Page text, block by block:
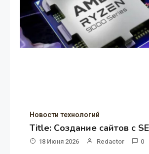
Новости технологий
Title: Создание сайтов с
18 Июня 2026 Redactor 0